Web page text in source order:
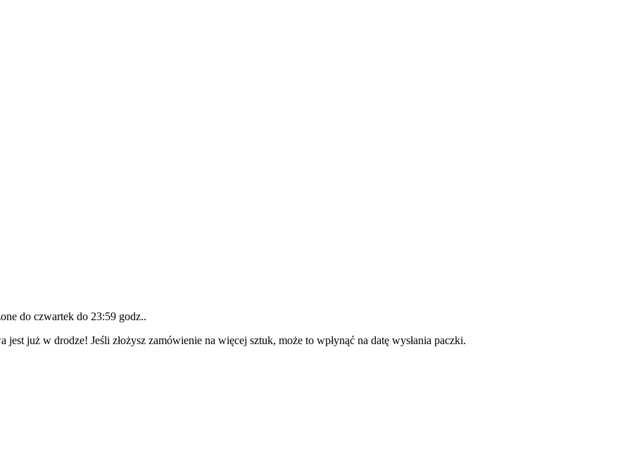
do czwartek do 23:59 godz..
już w drodze! Jeśli złożysz zamówienie na więcej sztuk, może to wpłynąć na datę wysłania paczki.